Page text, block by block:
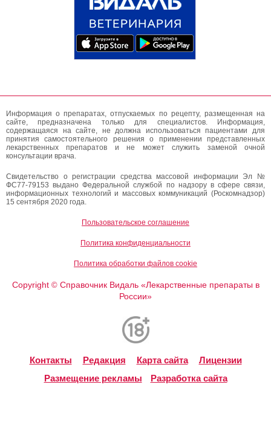
Информация о препаратах, отпускаемых по рецепту, размещенная на
сайте, предназначена только для специалистов. Информация,
содержащаяся на сайте, не должна использоваться пациентами для
принятия самостоятельного решения о применении представленных
лекарственных препаратов и не может служить заменой очной
консультации врача.
Свидетельство о регистрации средства массовой информации Эл №
ФС77-79153 выдано Федеральной службой по надзору в сфере связи,
информационных технологий и массовых коммуникаций (Роскомнадзор)
15 сентября 2020 года.
Пользовательское соглашение
Политика конфиденциальности
Политика обработки файлов cookie
Copyright ©Справочник Видаль «Лекарственные препараты в
России»
Контакты Редакция Карта сайта
Лицензии
Размещение рекламы
Разработка сайта